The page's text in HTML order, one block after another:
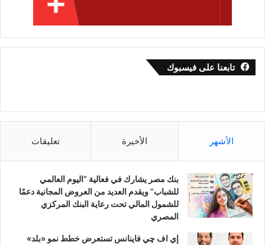
تابعنا على فيسبوك
الأشهر الأخيرة تعليقات
بنك مصر يشارك في فعالية “اليوم العالمي
للشباب” ويقدم العديد من العروض المجانية دعمًا
للشمول المالي تحت رعاية البنك المركزي
المصري
إي اف چي فاينانس تستعرض خطط نمو «بلد»